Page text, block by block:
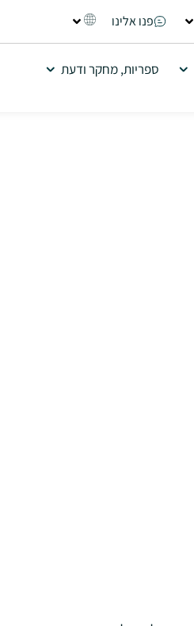
פנו אלינו
ספריות, מחקר ודעת